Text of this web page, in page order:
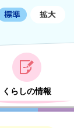
くらしの情報